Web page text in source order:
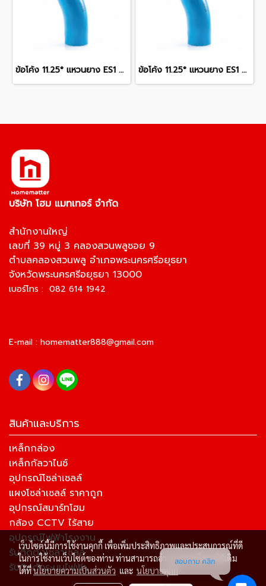
ข้อโค้ง 11.25° แหวนยาง ES1 SCG ขนาด 400 มม. (16 นิ้ว ) ชั้น 13.5 ข้อโค้ง 11.25° แหวนยาง ES1 SCG ขนาด 300 มม. (12 นิ้ว ) ชั้น 13.5
บริษัท โฮม แมทเทอร์ จำกัด
สำนักงานใหญ่
เลขที่ 39 หมู่ 3 คลองสวนพลูซอย 9
ตำบลคลองสวนพลู อำเภอพระนครศรีอยุธยา
จังหวัดพระนครศรีอยุธยา 13000
เบอร์โทร : 082 614 1942
E-mail : homematter888@gmail.com
สินค้าและบริการ
เหล็กกล่อง
เหล็กกัลวาไนซ์
อุปกรณ์โซล่าเซลล์
แผงโซล่าเซลล์ ราคาถูก
อุปกรณ์สมาร์ทโฮม
กล้อง CCTV ไร้สาย
อุปกรณ์ไฟฟ้าโรงงาน
รับติดตั้งโซล่าเซลล์
รับติดตั้งระบบไฟฟ้า
เว็บไซต์นี้มีการใช้งานคุกกี้ เพื่อเพิ่มประสิทธิภาพและประสบการณ์ที่ดี
ในการใช้งานเว็บไซต์ของท่าน ท่านสามารถอ่านรายละเอียดเพิ่มเติม
ได้ที่นโยบายความเป็นส่วนตัว และ นโยบายคุกกี้
สอบถาม คลิก